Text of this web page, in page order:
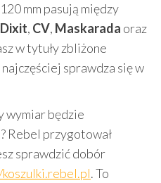
mm pasują między
, CV, Maskarada oraz
w tytuły zbliżone
sprawdza się w
wymiar będzie
Rebel przygotował
sprawdzić dobór
. To